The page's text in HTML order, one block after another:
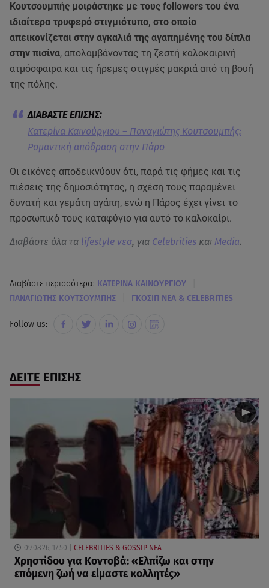
Κουτσουμπής μοιράστηκε με τους followers του ένα
ιδιαίτερα τρυφερό στιγμιότυπο, στο οποίο
απεικονίζεται στην αγκαλιά της αγαπημένης του δίπλα
στην πισίνα, απολαμβάνοντας τη ζεστή καλοκαιρινή
ατμόσφαιρα και τις ήρεμες στιγμές μακριά από τη βουή
της πόλης.
Κατερίνα Καινούργιου – Παναγιώτης Κουτσουμπής:
Ρομαντική απόδραση στην Πάρο
Οι εικόνες αποδεικνύουν ότι, παρά τις φήμες και τις
πιέσεις της δημοσιότητας, η σχέση τους παραμένει
δυνατή και γεμάτη αγάπη, ενώ η Πάρος έχει γίνει το
προσωπικό τους καταφύγιο για αυτό το καλοκαίρι.
Διαβάστε όλα τα lifestyle νεα, για Celebrities και Media.
Διαβάστε περισσότερα: KΑΤΕΡΙΝΑ ΚΑΙΝΟΥΡΓΙΟΥ
ΠΑΝΑΓΙΩΤΗΣ ΚΟΥΤΣΟΥΜΠΗΣ ΓΚΟΣΙΠ ΝΕΑ & CELEBRITIES
Follow us:
ΔΕΙΤΕ ΕΠΙΣΗΣ
09.08.26, 17:50 CELEBRITIES & GOSSIP ΝΕΑ
Χρηστίδου για Κοντοβά: «Ελπίζω και στην
επόμενη ζωή να είμαστε κολλητές»